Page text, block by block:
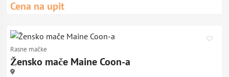
Cena na upit
Rasne mačke
Žensko mače Maine Coon-a